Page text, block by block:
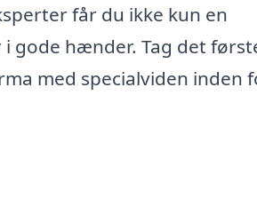
får du ikke kun en
gode hænder. Tag det
med specialviden inden